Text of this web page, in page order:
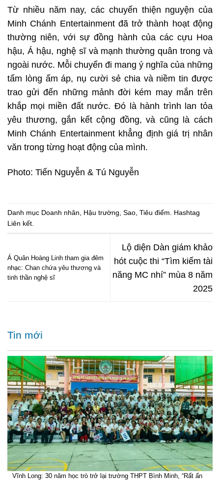
Từ nhiều năm nay, các chuyến thiện nguyện của
Minh Chánh Entertainment đã trở thành hoạt động
thường niên, với sự đồng hành của các cựu Hoa
hậu, Á hậu, nghệ sĩ và mạnh thường quân trong và
ngoài nước. Mỗi chuyến đi mang ý nghĩa của những
tấm lòng ấm áp, nụ cười sẻ chia và niềm tin được
trao gửi đến những mảnh đời kém may mắn trên
khắp mọi miền đất nước. Đó là hành trình lan tỏa
yêu thương, gắn kết cộng đồng, và cũng là cách
Minh Chánh Entertainment khẳng định giá trị nhân
văn trong từng hoạt động của mình.
Photo: Tiến Nguyễn & Tú Nguyễn
Danh mục Doanh nhân Hậu trường Sao Tiêu điểm . Hashtag
Liên kết
Á Quân Hoàng Linh tham gia đêm
nhạc: Chan chứa yêu thương và
tinh thần nghệ sĩ
Lộ diện Dàn giám khảo
hót cuộc thi “Tìm kiếm tài
năng MC nhí” mùa 8 năm
2025
Tin mới
Vĩnh Long: 30 năm học trò trở lại trường THPT Bình Minh, “Rất ấn